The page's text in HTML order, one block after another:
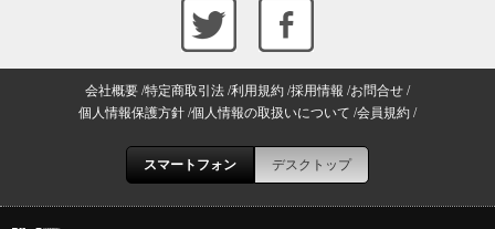
会社概要 特定商取引法 利用規約 採用情報 お問合せ
個人情報保護方針 個人情報の取扱いについて 会員規約
スマートフォン デスクトップ